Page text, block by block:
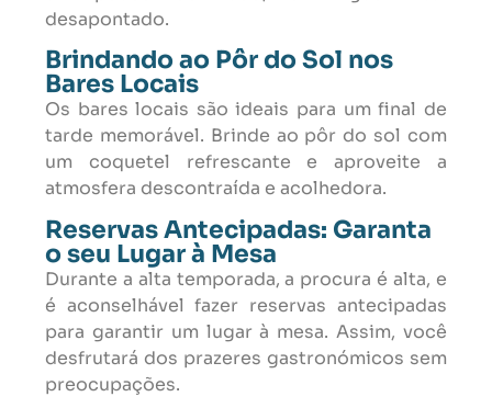
desapontado.
Brindando ao Pôr do Sol nos
Bares Locais
Os bares locais são ideais para um final de
tarde memorável. Brinde ao pôr do sol com
um coquetel refrescante e aproveite a
atmosfera descontraída e acolhedora.
Reservas Antecipadas: Garanta
o seu Lugar à Mesa
Durante a alta temporada, a procura é alta, e
é aconselhável fazer reservas antecipadas
para garantir um lugar à mesa. Assim, você
desfrutará dos prazeres gastronómicos sem
preocupações.